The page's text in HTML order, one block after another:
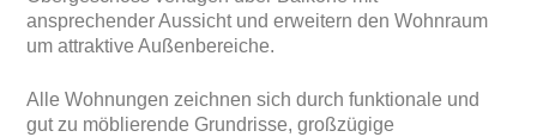
ansprechender Aussicht und erweitern den Wohnraum
um attraktive Außenbereiche.
Alle Wohnungen zeichnen sich durch funktionale und
gut zu möblierende Grundrisse, großzügige